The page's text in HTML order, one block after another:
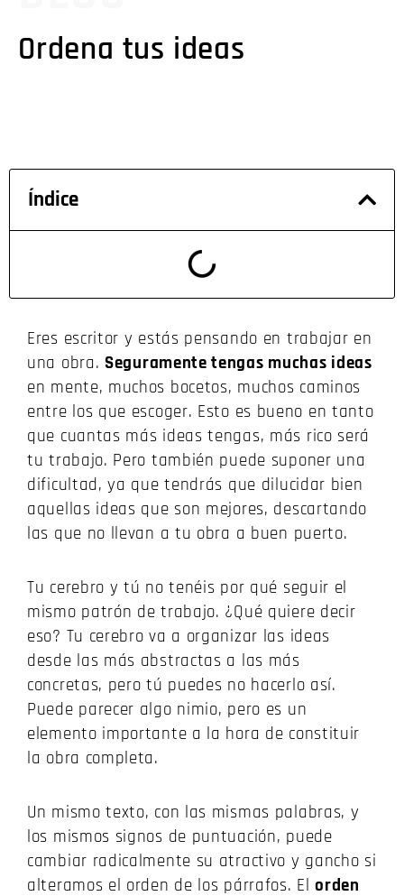
Ordena tus ideas
Índice
Eres escritor y estás pensando en trabajar en
una obra. Seguramente tengas muchas ideas
en mente, muchos bocetos, muchos caminos
entre los que escoger. Esto es bueno en tanto
que cuantas más ideas tengas, más rico será
tu trabajo. Pero también puede suponer una
dificultad, ya que tendrás que dilucidar bien
aquellas ideas que son mejores, descartando
las que no llevan a tu obra a buen puerto.
Tu cerebro y tú no tenéis por qué seguir el
mismo patrón de trabajo. ¿Qué quiere decir
eso? Tu cerebro va a organizar las ideas
desde las más abstractas a las más
concretas, pero tú puedes no hacerlo así.
Puede parecer algo nimio, pero es un
elemento importante a la hora de constituir
la obra completa.
Un mismo texto, con las mismas palabras, y
los mismos signos de puntuación, puede
cambiar radicalmente su atractivo y gancho si
alteramos el orden de los párrafos. Elorden